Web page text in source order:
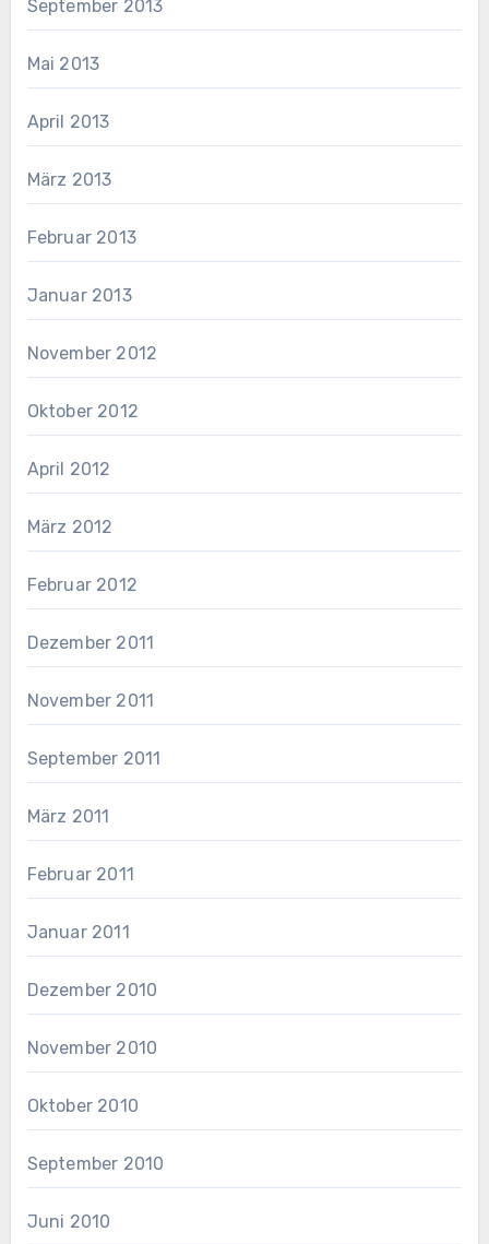
September 2013
Mai 2013
April 2013
März 2013
Februar 2013
Januar 2013
November 2012
Oktober 2012
April 2012
März 2012
Februar 2012
Dezember 2011
November 2011
September 2011
März 2011
Februar 2011
Januar 2011
Dezember 2010
November 2010
Oktober 2010
September 2010
Juni 2010